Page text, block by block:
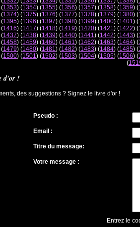
(1353) (1354) (1355) (1356) (1357) (1358) (1359) (
(1374) (1375) (1376) (1377) (1378) (1379) (1380) (
(1395) (1396) (1397) (1398) (1399) (1400) (1401) (
(1416) (1417) (1418) (1419) (1420) (1421) (1422) (
(1437) (1438) (1439) (1440) (1441) (1442) (1443) (
(1458) (1459) (1460) (1461) (1462) (1463) (1464) (
(1479) (1480) (1481) (1482) (1483) (1484) (1485) (
(1500) (1501) (1502) (1503) (1504) (1505) (1506) (
(
d'or !
des suggestions ? Signez le livre d'or !
Pseudo :
Email :
Titre du message:
Votre message :
Entrez le